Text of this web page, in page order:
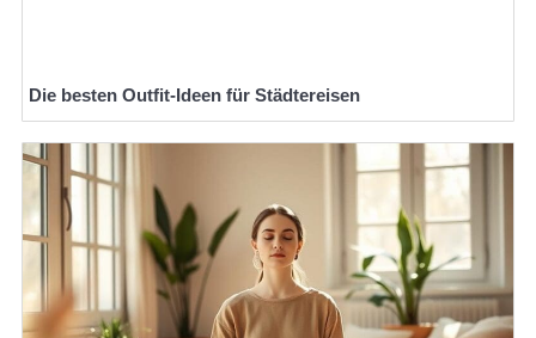
Die besten Outfit-Ideen für Städtereisen